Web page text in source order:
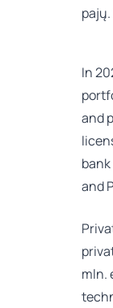
In
and
and
mln.